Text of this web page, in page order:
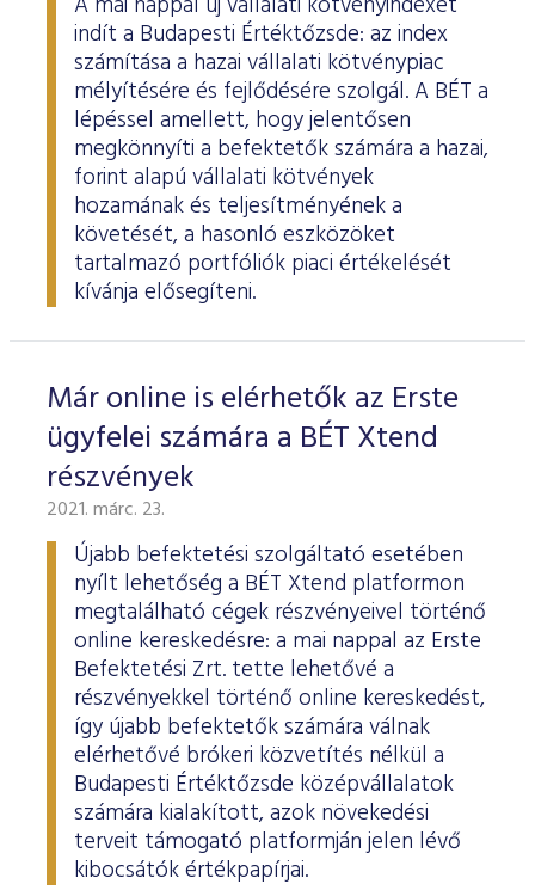
indít a Budapesti Értéktőzsde: az index
számítása a hazai vállalati kötvénypiac
mélyítésére és fejlődésére szolgál. A BÉT a
lépéssel amellett, hogy jelentősen
megkönnyíti a befektetők számára a hazai,
forint alapú vállalati kötvények
hozamának és teljesítményének a
követését, a hasonló eszközöket
tartalmazó portfóliók piaci értékelését
kívánja elősegíteni.
Már online is elérhetők az Erste
ügyfelei számára a BÉT Xtend
részvények
2021. márc. 23.
Újabb befektetési szolgáltató esetében
nyílt lehetőség a BÉT Xtend platformon
megtalálható cégek részvényeivel történő
online kereskedésre: a mai nappal az Erste
Befektetési Zrt. tette lehetővé a
részvényekkel történő online kereskedést,
így újabb befektetők számára válnak
elérhetővé brókeri közvetítés nélkül a
Budapesti Értéktőzsde középvállalatok
számára kialakított, azok növekedési
terveit támogató platformján jelen lévő
kibocsátók értékpapírjai.